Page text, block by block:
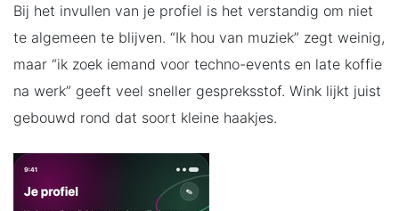
Bij het invullen van je profiel is het verstandig om niet
te algemeen te blijven. “Ik hou van muziek” zegt weinig,
maar “ik zoek iemand voor techno-events en late koffie
na werk” geeft veel sneller gespreksstof. Wink lijkt juist
gebouwd rond dat soort kleine haakjes.